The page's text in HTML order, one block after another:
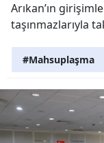
Arıkan’ın
taşınmazlarıyla
#Mahsuplaşma